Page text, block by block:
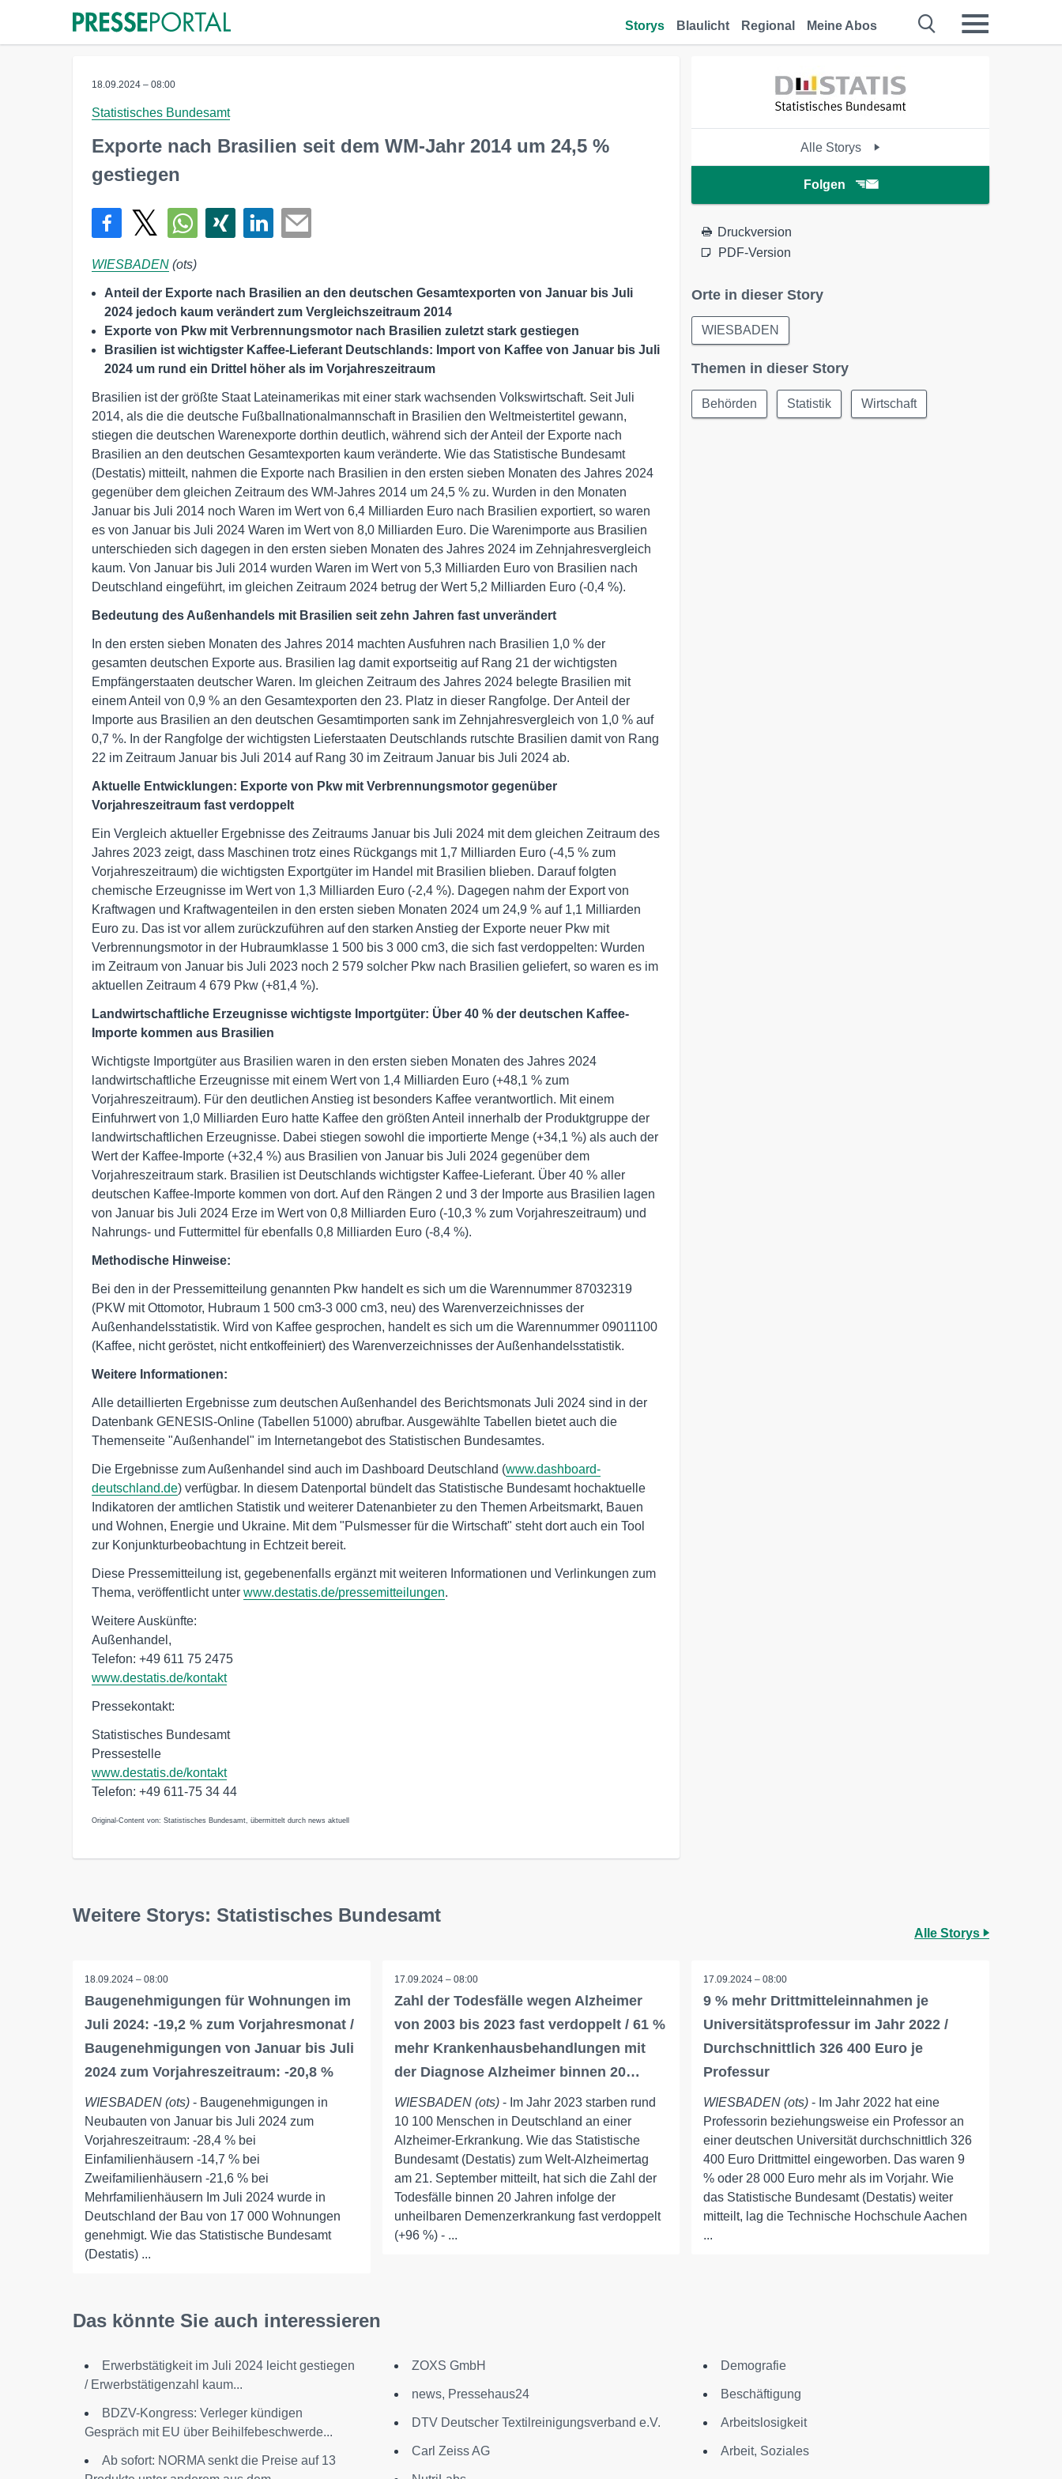
Storys Blaulicht Regional Meine Abos
18.09.2024 – 08:00
Statistisches Bundesamt
Exporte nach Brasilien seit dem WM-Jahr 2014 um 24,5 %
gestiegen
WIESBADEN (ots)
Anteil der Exporte nach Brasilien an den deutschen Gesamtexporten von Januar bis Juli
2024 jedoch kaum verändert zum Vergleichszeitraum 2014
Exporte von Pkw mit Verbrennungsmotor nach Brasilien zuletzt stark gestiegen
Brasilien ist wichtigster Kaffee-Lieferant Deutschlands: Import von Kaffee von Januar bis Juli
2024 um rund ein Drittel höher als im Vorjahreszeitraum
Brasilien ist der größte Staat Lateinamerikas mit einer stark wachsenden Volkswirtschaft. Seit Juli
2014, als die die deutsche Fußballnationalmannschaft in Brasilien den Weltmeistertitel gewann,
stiegen die deutschen Warenexporte dorthin deutlich, während sich der Anteil der Exporte nach
Brasilien an den deutschen Gesamtexporten kaum veränderte. Wie das Statistische Bundesamt
(Destatis) mitteilt, nahmen die Exporte nach Brasilien in den ersten sieben Monaten des Jahres 2024
gegenüber dem gleichen Zeitraum des WM-Jahres 2014 um 24,5 % zu. Wurden in den Monaten
Januar bis Juli 2014 noch Waren im Wert von 6,4 Milliarden Euro nach Brasilien exportiert, so waren
es von Januar bis Juli 2024 Waren im Wert von 8,0 Milliarden Euro. Die Warenimporte aus Brasilien
unterschieden sich dagegen in den ersten sieben Monaten des Jahres 2024 im Zehnjahresvergleich
kaum. Von Januar bis Juli 2014 wurden Waren im Wert von 5,3 Milliarden Euro von Brasilien nach
Deutschland eingeführt, im gleichen Zeitraum 2024 betrug der Wert 5,2 Milliarden Euro (-0,4 %).
Bedeutung des Außenhandels mit Brasilien seit zehn Jahren fast unverändert
In den ersten sieben Monaten des Jahres 2014 machten Ausfuhren nach Brasilien 1,0 % der
gesamten deutschen Exporte aus. Brasilien lag damit exportseitig auf Rang 21 der wichtigsten
Empfängerstaaten deutscher Waren. Im gleichen Zeitraum des Jahres 2024 belegte Brasilien mit
einem Anteil von 0,9 % an den Gesamtexporten den 23. Platz in dieser Rangfolge. Der Anteil der
Importe aus Brasilien an den deutschen Gesamtimporten sank im Zehnjahresvergleich von 1,0 % auf
0,7 %. In der Rangfolge der wichtigsten Lieferstaaten Deutschlands rutschte Brasilien damit von Rang
22 im Zeitraum Januar bis Juli 2014 auf Rang 30 im Zeitraum Januar bis Juli 2024 ab.
Aktuelle Entwicklungen: Exporte von Pkw mit Verbrennungsmotor gegenüber
Vorjahreszeitraum fast verdoppelt
Ein Vergleich aktueller Ergebnisse des Zeitraums Januar bis Juli 2024 mit dem gleichen Zeitraum des
Jahres 2023 zeigt, dass Maschinen trotz eines Rückgangs mit 1,7 Milliarden Euro (-4,5 % zum
Vorjahreszeitraum) die wichtigsten Exportgüter im Handel mit Brasilien blieben. Darauf folgten
chemische Erzeugnisse im Wert von 1,3 Milliarden Euro (-2,4 %). Dagegen nahm der Export von
Kraftwagen und Kraftwagenteilen in den ersten sieben Monaten 2024 um 24,9 % auf 1,1 Milliarden
Euro zu. Das ist vor allem zurückzuführen auf den starken Anstieg der Exporte neuer Pkw mit
Verbrennungsmotor in der Hubraumklasse 1 500 bis 3 000 cm3, die sich fast verdoppelten: Wurden
im Zeitraum von Januar bis Juli 2023 noch 2 579 solcher Pkw nach Brasilien geliefert, so waren es im
aktuellen Zeitraum 4 679 Pkw (+81,4 %).
Landwirtschaftliche Erzeugnisse wichtigste Importgüter: Über 40 % der deutschen Kaffee-
Importe kommen aus Brasilien
Wichtigste Importgüter aus Brasilien waren in den ersten sieben Monaten des Jahres 2024
landwirtschaftliche Erzeugnisse mit einem Wert von 1,4 Milliarden Euro (+48,1 % zum
Vorjahreszeitraum). Für den deutlichen Anstieg ist besonders Kaffee verantwortlich. Mit einem
Einfuhrwert von 1,0 Milliarden Euro hatte Kaffee den größten Anteil innerhalb der Produktgruppe der
landwirtschaftlichen Erzeugnisse. Dabei stiegen sowohl die importierte Menge (+34,1 %) als auch der
Wert der Kaffee-Importe (+32,4 %) aus Brasilien von Januar bis Juli 2024 gegenüber dem
Vorjahreszeitraum stark. Brasilien ist Deutschlands wichtigster Kaffee-Lieferant. Über 40 % aller
deutschen Kaffee-Importe kommen von dort. Auf den Rängen 2 und 3 der Importe aus Brasilien lagen
von Januar bis Juli 2024 Erze im Wert von 0,8 Milliarden Euro (-10,3 % zum Vorjahreszeitraum) und
Nahrungs- und Futtermittel für ebenfalls 0,8 Milliarden Euro (-8,4 %).
Methodische Hinweise:
Bei den in der Pressemitteilung genannten Pkw handelt es sich um die Warennummer 87032319
(PKW mit Ottomotor, Hubraum 1 500 cm3-3 000 cm3, neu) des Warenverzeichnisses der
Außenhandelsstatistik. Wird von Kaffee gesprochen, handelt es sich um die Warennummer 09011100
(Kaffee, nicht geröstet, nicht entkoffeiniert) des Warenverzeichnisses der Außenhandelsstatistik.
Weitere Informationen:
Alle detaillierten Ergebnisse zum deutschen Außenhandel des Berichtsmonats Juli 2024 sind in der
Datenbank GENESIS-Online (Tabellen 51000) abrufbar. Ausgewählte Tabellen bietet auch die
Themenseite "Außenhandel" im Internetangebot des Statistischen Bundesamtes.
Die Ergebnisse zum Außenhandel sind auch im Dashboard Deutschland (www.dashboard-
deutschland.de) verfügbar. In diesem Datenportal bündelt das Statistische Bundesamt hochaktuelle
Indikatoren der amtlichen Statistik und weiterer Datenanbieter zu den Themen Arbeitsmarkt, Bauen
und Wohnen, Energie und Ukraine. Mit dem "Pulsmesser für die Wirtschaft" steht dort auch ein Tool
zur Konjunkturbeobachtung in Echtzeit bereit.
Diese Pressemitteilung ist, gegebenenfalls ergänzt mit weiteren Informationen und Verlinkungen zum
Thema, veröffentlicht unter www.destatis.de/pressemitteilungen.
Weitere Auskünfte:
Außenhandel,
www.destatis.de/kontakt
Pressekontakt:
Statistisches Bundesamt
Pressestelle
www.destatis.de/kontakt
Telefon: +49 611-75 34 44
Original-Content von: Statistisches Bundesamt, übermittelt durch news aktuell
Alle Storys
Folgen
Druckversion
PDF-Version
Orte in dieser Story
WIESBADEN
Themen in dieser Story
Behörden Statistik Wirtschaft
Weitere Storys: Statistisches Bundesamt
Alle Storys
18.09.2024 – 08:00
Baugenehmigungen für Wohnungen im
Juli 2024: -19,2 % zum Vorjahresmonat /
Baugenehmigungen von Januar bis Juli
2024 zum Vorjahreszeitraum: -20,8 %
WIESBADEN (ots) - Baugenehmigungen in
Neubauten von Januar bis Juli 2024 zum
Vorjahreszeitraum: -28,4 % bei
Einfamilienhäusern -14,7 % bei
Zweifamilienhäusern -21,6 % bei
Mehrfamilienhäusern Im Juli 2024 wurde in
Deutschland der Bau von 17 000 Wohnungen
genehmigt. Wie das Statistische Bundesamt
(Destatis) ...
17.09.2024 – 08:00
Zahl der Todesfälle wegen Alzheimer
von 2003 bis 2023 fast verdoppelt / 61 %
mehr Krankenhausbehandlungen mit
der Diagnose Alzheimer binnen 20…
WIESBADEN (ots)- Im Jahr 2023 starben rund
10 100 Menschen in Deutschland an einer
Alzheimer-Erkrankung. Wie das Statistische
Bundesamt (Destatis) zum Welt-Alzheimertag
am 21. September mitteilt, hat sich die Zahl der
Todesfälle binnen 20 Jahren infolge der
unheilbaren Demenzerkrankung fast verdoppelt
(+96 %) - ...
17.09.2024 – 08:00
9 % mehr Drittmitteleinnahmen je
Universitätsprofessur im Jahr 2022 /
Durchschnittlich 326 400 Euro je
Professur
WIESBADEN (ots) - Im Jahr 2022 hat eine
Professorin beziehungsweise ein Professor an
einer deutschen Universität durchschnittlich 326
400 Euro Drittmittel eingeworben. Das waren 9
% oder 28 000 Euro mehr als im Vorjahr. Wie
das Statistische Bundesamt (Destatis) weiter
mitteilt, lag die Technische Hochschule Aachen
...
Das könnte Sie auch interessieren
Erwerbstätigkeit im Juli 2024 leicht gestiegen
/ Erwerbstätigenzahl kaum...
BDZV-Kongress: Verleger kündigen
Gespräch mit EU über Beihilfebeschwerde...
Ab sofort: NORMA senkt die Preise auf 13
ZOXS GmbH
news, Pressehaus24
DTV Deutscher Textilreinigungsverband e.V.
Carl Zeiss AG
Demografie
Beschäftigung
Arbeitslosigkeit
Arbeit, Soziales